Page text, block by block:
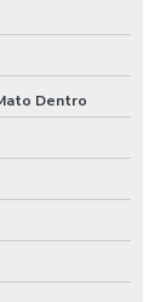
Dentro